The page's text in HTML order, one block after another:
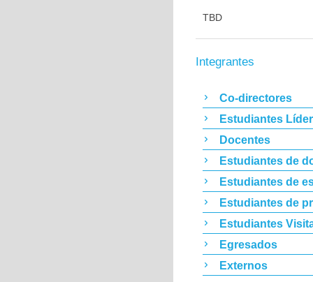
TBD
Integrantes
Co-directores
Estudiantes
Docentes
Estudiantes de
Estudiantes de
Estudiantes de
Estudiantes
Egresados
Externos